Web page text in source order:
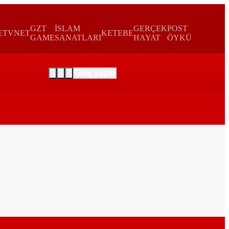
TVNET
GZT
GAME
İSLAM
SANATLARI
KETEBE
GERÇEK
HAYAT
POST
ÖYKÜ